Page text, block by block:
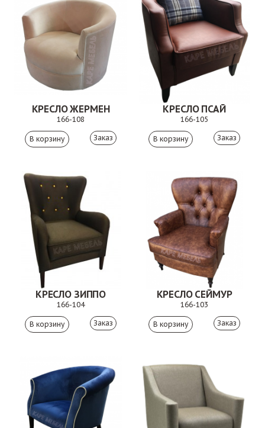
КРЕСЛО ЖЕРМЕН
166-108
Заказ
КРЕСЛО ПСАЙ
166-105
Заказ
КРЕСЛО ЗИППО
166-104
Заказ
КРЕСЛО СЕЙМУР
166-103
Заказ